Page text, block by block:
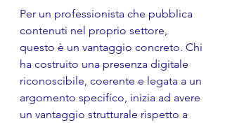
Per un professionista che pubblica
contenuti nel proprio settore,
questo è un vantaggio concreto. Chi
ha costruito una presenza digitale
riconoscibile, coerente e legata a un
argomento specifico, inizia ad avere
un vantaggio strutturale rispetto a